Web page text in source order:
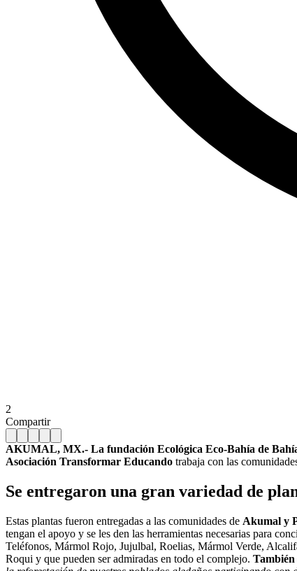
2
Compartir
AKUMAL, MX.- La fundación Ecológica Eco-Bahía de
Asociación Transformar Educando trabaja con las
Se entregaron una gran variedad de
Estas plantas fueron entregadas a las comunidades de Akumal y
tengan el apoyo y se les den las herramientas necesarias para
Teléfonos, Mármol Rojo, Jujulbal, Roelias, Mármol Verde,
Roqui y que pueden ser admiradas en todo el complejo. También